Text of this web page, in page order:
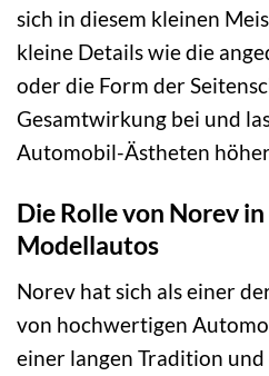
sich in diesem kleinen
kleine Details wie die
oder die Form der
Gesamtwirkung bei und
Automobil-Ästheten
Die Rolle von Norev
Modellautos
Norev hat sich als einer
von hochwertigen
einer langen Tradition